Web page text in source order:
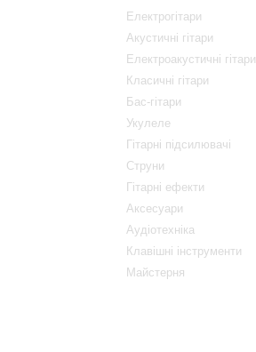
Електрогітари
Акустичні гітари
Електроакустичні гітари
Класичні гітари
Бас-гітари
Укулеле
Гітарні підсилювачі
Струни
Гітарні ефекти
Аксесуари
Аудіотехніка
Клавішні інструменти
Майстерня